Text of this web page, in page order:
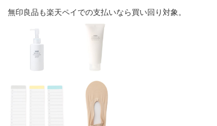
無印良品も楽天ペイでの支払いなら買い回り対象。